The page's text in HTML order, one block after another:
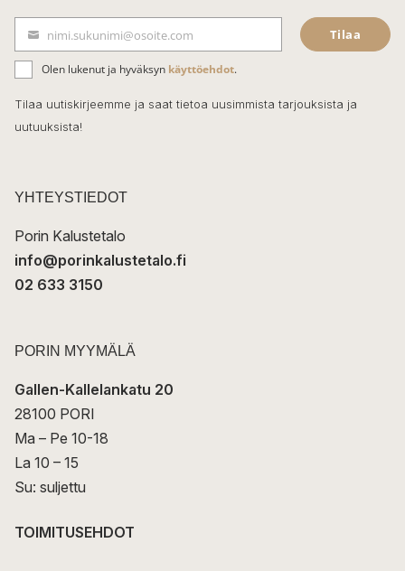
e
b
o
o
k
ä
h
k
t
nimi.sukunimi@osoite.com Tilaa
Olen lukenut ja hyväksyn käyttöehdot.
Tilaa uutiskirjeemme ja saat tietoa uusimmista tarjouksista ja
uutuuksista!
YHTEYSTIEDOT
Porin Kalustetalo
info@porinkalustetalo.fi
02 633 3150
PORIN MYYMÄLÄ
Gallen-Kallelankatu 20
28100 PORI
Ma – Pe 10-18
La 10 – 15
Su: suljettu
TOIMITUSEHDOT